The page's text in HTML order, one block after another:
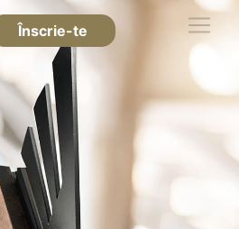
Înscrie-te